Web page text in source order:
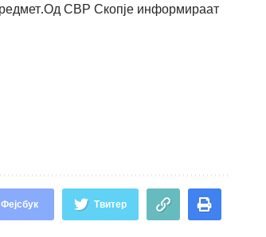
СВР Скопје информираат
Фејсбук Твитер